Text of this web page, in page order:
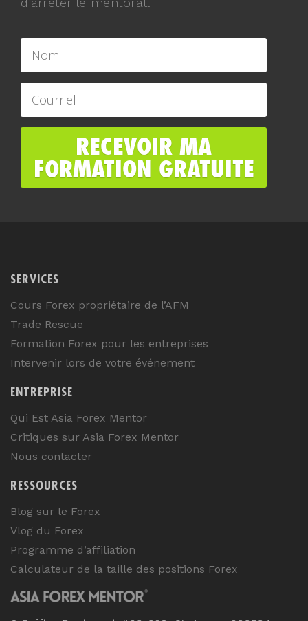
SERVICES
Cours Forex propriétaire de l’AFM
Trade Rescue
Formation Forex pour les entreprises
Intervenir lors de votre événement
ENTREPRISE
Qui Est Asia Forex Mentor
Critiques sur Asia Forex Mentor
Nous contacter
RESSOURCES
Blog sur le Forex
Vlog du Forex
Programme d’affiliation
Calculateur de la taille des positions Forex